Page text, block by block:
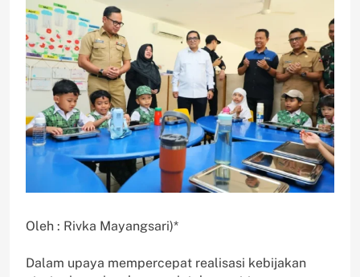
Oleh : Rivka Mayangsari)*
Dalam upaya mempercepat realisasi kebijakan